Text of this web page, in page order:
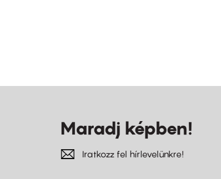
Maradj képben!
Iratkozz fel hírlevelünkre!